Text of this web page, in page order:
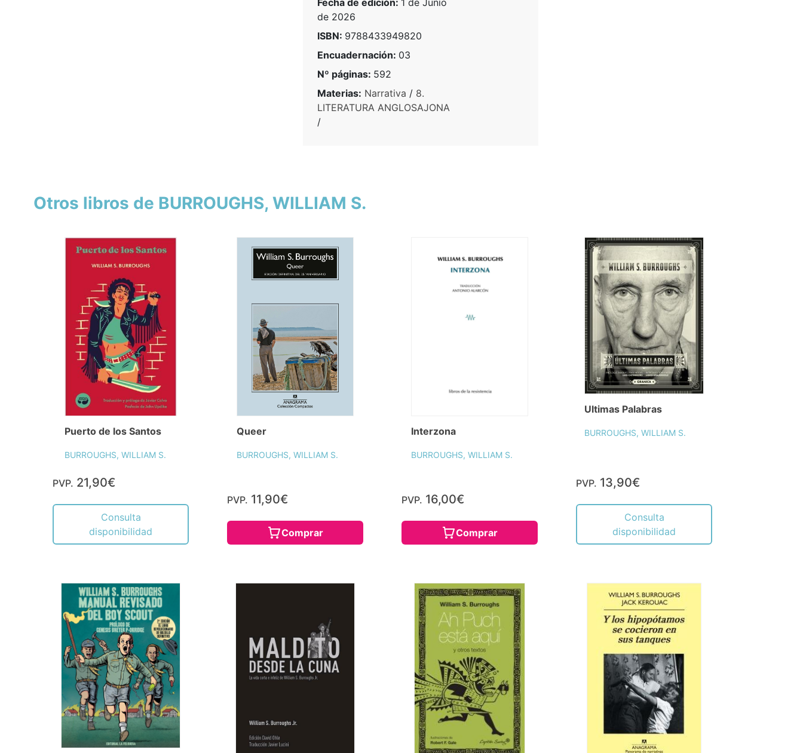
de 2026
ISBN: 9788433949820
Encuadernación: 03
Nº páginas: 592
Materias: Narrativa / 8.
LITERATURA ANGLOSAJONA
/
Otros libros de BURROUGHS, WILLIAM S.
Puerto de los Santos
BURROUGHS, WILLIAM S.
PVP. 21,90€
Consulta
disponibilidad
Queer
BURROUGHS, WILLIAM S.
PVP. 11,90€
Comprar
Interzona
BURROUGHS, WILLIAM S.
PVP. 16,00€
Comprar
Ultimas Palabras
BURROUGHS, WILLIAM S.
PVP. 13,90€
Consulta
disponibilidad